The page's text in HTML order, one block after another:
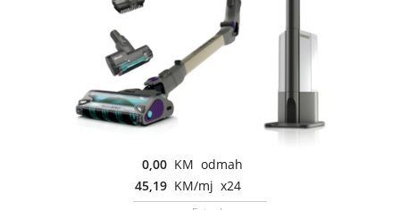
0,00 KM odmah
45,19 KM/mj x24